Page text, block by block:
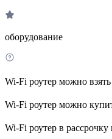
оборудование
Wi-Fi роутер можно
Wi-Fi роутер можно
Wi-Fi роутер в